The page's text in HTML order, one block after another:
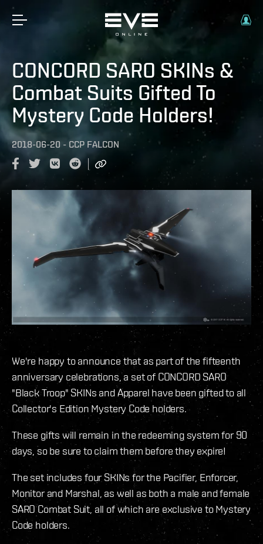
CONCORD SARO SKINs &
Combat Suits Gifted To
Mystery Code Holders!
2018-06-20 - CCP FALCON
We're happy to announce that as part of the fifteenth
anniversary celebrations, a set of CONCORD SARO
"Black Troop" SKINs and Apparel have been gifted to all
Collector's Edition Mystery Code holders.
These gifts will remain in the redeeming system for 90
days, so be sure to claim them before they expire!
The set includes four SKINs for the Pacifier, Enforcer,
Monitor and Marshal, as well as both a male and female
SARO Combat Suit, all of which are exclusive to Mystery
Code holders.